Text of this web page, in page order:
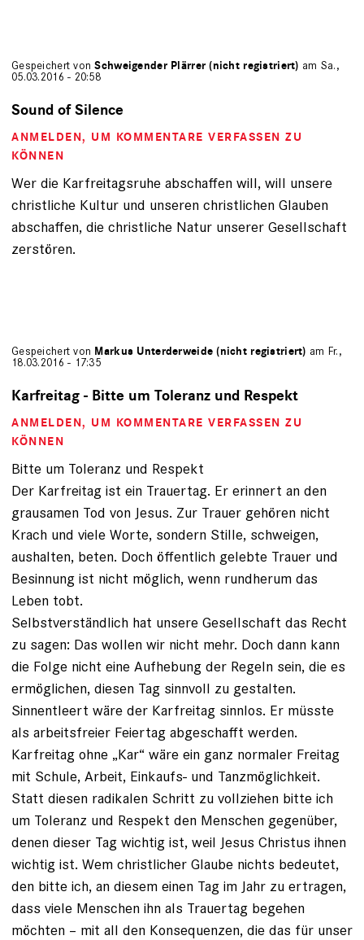
Gespeichert vonSchweigender Plärrer (nicht registriert) am Sa.,
05.03.2016 - 20:58
Sound of Silence
ANMELDEN, UM KOMMENTARE VERFASSEN ZU
KÖNNEN
Wer die Karfreitagsruhe abschaffen will, will unsere
christliche Kultur und unseren christlichen Glauben
abschaffen, die christliche Natur unserer Gesellschaft
zerstören.
Gespeichert von Markus Unterderweide (nicht registriert) am Fr.,
18.03.2016 - 17:35
Karfreitag - Bitte um Toleranz und Respekt
ANMELDEN, UM KOMMENTARE VERFASSEN ZU
KÖNNEN
Bitte um Toleranz und Respekt
Der Karfreitag ist ein Trauertag. Er erinnert an den
grausamen Tod von Jesus. Zur Trauer gehören nicht
Krach und viele Worte, sondern Stille, schweigen,
aushalten, beten. Doch öffentlich gelebte Trauer und
Besinnung ist nicht möglich, wenn rundherum das
Leben tobt.
Selbstverständlich hat unsere Gesellschaft das Recht
zu sagen: Das wollen wir nicht mehr. Doch dann kann
die Folge nicht eine Aufhebung der Regeln sein, die es
ermöglichen, diesen Tag sinnvoll zu gestalten.
Sinnentleert wäre der Karfreitag sinnlos. Er müsste
als arbeitsfreier Feiertag abgeschafft werden.
Karfreitag ohne „Kar“ wäre ein ganz normaler Freitag
mit Schule, Arbeit, Einkaufs- und Tanzmöglichkeit.
Statt diesen radikalen Schritt zu vollziehen bitte ich
um Toleranz und Respekt den Menschen gegenüber,
denen dieser Tag wichtig ist, weil Jesus Christus ihnen
wichtig ist. Wem christlicher Glaube nichts bedeutet,
den bitte ich, an diesem einen Tag im Jahr zu ertragen,
dass viele Menschen ihn als Trauertag begehen
möchten – mit all den Konsequenzen, die das für unser